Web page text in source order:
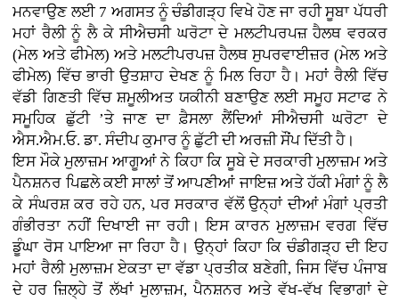
ਮਨਵਾਉਣ ਲਈ 7 ਅਗਸਤ ਨੂੰ ਚੰਡੀਗੜ੍ਹ ਵਿਖੇ ਹੋਣ ਜਾ ਰਹੀ ਸੂਬਾ ਪੱਧਰੀ
ਮਹਾਂ ਰੈਲੀ ਨੂੰ ਲੈ ਕੇ ਸੀਐਚਸੀ ਘਰੋਟਾ ਦੇ ਮਲਟੀਪਰਪਜ਼ ਹੈਲਥ ਵਰਕਰ
(ਮੇਲ ਅਤੇ ਫੀਮੇਲ) ਅਤੇ ਮਲਟੀਪਰਪਜ਼ ਹੈਲਥ ਸੁਪਰਵਾਈਜ਼ਰ (ਮੇਲ ਅਤੇ
ਫੀਮੇਲ) ਵਿੱਚ ਭਾਰੀ ਉਤਸ਼ਾਹ ਦੇਖਣ ਨੂੰ ਮਿਲ ਰਿਹਾ ਹੈ। ਮਹਾਂ ਰੈਲੀ ਵਿੱਚ
ਵੱਡੀ ਗਿਣਤੀ ਵਿੱਚ ਸ਼ਮੂਲੀਅਤ ਯਕੀਨੀ ਬਣਾਉਣ ਲਈ ਸਮੂਹ ਸਟਾਫ ਨੇ
ਸਮੂਹਿਕ ਛੁੱਟੀ ’ਤੇ ਜਾਣ ਦਾ ਫ਼ੈਸਲਾ ਲੈਂਦਿਆਂ ਸੀਐਚਸੀ ਘਰੋਟਾ ਦੇ
ਐਸ.ਐਮ.ਓ. ਡਾ. ਸੰਦੀਪ ਕੁਮਾਰ ਨੂੰ ਛੁੱਟੀ ਦੀ ਅਰਜ਼ੀ ਸੌਂਪ ਦਿੱਤੀ ਹੈ।
ਇਸ ਮੌਕੇ ਮੁਲਾਜ਼ਮ ਆਗੂਆਂ ਨੇ ਕਿਹਾ ਕਿ ਸੂਬੇ ਦੇ ਸਰਕਾਰੀ ਮੁਲਾਜ਼ਮ ਅਤੇ
ਪੈਨਸ਼ਨਰ ਪਿਛਲੇ ਕਈ ਸਾਲਾਂ ਤੋਂ ਆਪਣੀਆਂ ਜਾਇਜ਼ ਅਤੇ ਹੱਕੀ ਮੰਗਾਂ ਨੂੰ ਲੈ
ਕੇ ਸੰਘਰਸ਼ ਕਰ ਰਹੇ ਹਨ, ਪਰ ਸਰਕਾਰ ਵੱਲੋਂ ਉਨ੍ਹਾਂ ਦੀਆਂ ਮੰਗਾਂ ਪ੍ਰਤੀ
ਗੰਭੀਰਤਾ ਨਹੀਂ ਦਿਖਾਈ ਜਾ ਰਹੀ। ਇਸ ਕਾਰਨ ਮੁਲਾਜ਼ਮ ਵਰਗ ਵਿੱਚ
ਡੂੰਘਾ ਰੋਸ ਪਾਇਆ ਜਾ ਰਿਹਾ ਹੈ। ਉਨ੍ਹਾਂ ਕਿਹਾ ਕਿ ਚੰਡੀਗੜ੍ਹ ਦੀ ਇਹ
ਮਹਾਂ ਰੈਲੀ ਮੁਲਾਜ਼ਮ ਏਕਤਾ ਦਾ ਵੱਡਾ ਪ੍ਰਤੀਕ ਬਣੇਗੀ, ਜਿਸ ਵਿੱਚ ਪੰਜਾਬ
ਦੇ ਹਰ ਜ਼ਿਲ੍ਹੇ ਤੋਂ ਲੱਖਾਂ ਮੁਲਾਜ਼ਮ, ਪੈਨਸ਼ਨਰ ਅਤੇ ਵੱਖ-ਵੱਖ ਵਿਭਾਗਾਂ ਦੇ